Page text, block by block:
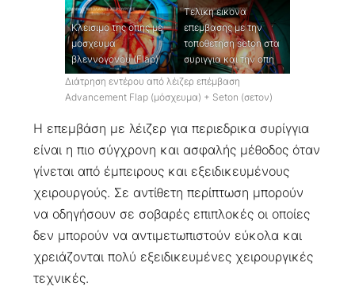
Κλεισιμο της οπης με
μοσχευμα
βλεννογονου (Flap)
Τελικη εικονα
επεμβασης με την
τοποθετηση seton στα
συριγγια και την οπη
Διάτρηση εντέρου από λέιζερ επέμβαση
Advancement Flap (μόσχευμα) + Seton (σετον)
Η επεμβάση με λέιζερ για περιεδρικα συρίγγια
είναι η πιο σύγχρονη και ασφαλής μέθοδος όταν
γίνεται από έμπειρους και εξειδικευμένους
χειρουργούς. Σε αντίθετη περίπτωση μπορούν
να οδηγήσουν σε σοβαρές επιπλοκές οι οποίες
δεν μπορούν να αντιμετωπιστούν εύκολα και
χρειάζονται πολύ εξειδικευμένες χειρουργικές
τεχνικές.